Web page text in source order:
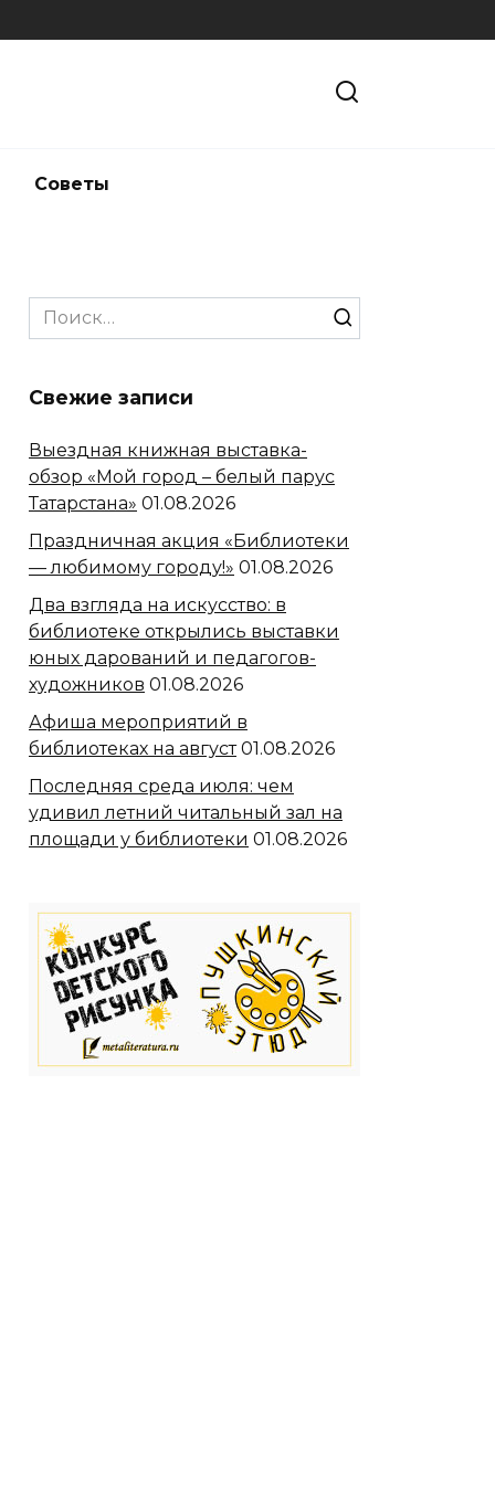
Советы
Search
for:
Свежие записи
Выездная книжная выставка-
обзор «Мой город – белый парус
Татарстана» 01.08.2026
Праздничная акция «Библиотеки
— любимому городу!» 01.08.2026
Два взгляда на искусство: в
библиотеке открылись выставки
юных дарований и педагогов-
художников 01.08.2026
Афиша мероприятий в
библиотеках на август 01.08.2026
Последняя среда июля: чем
удивил летний читальный зал на
площади у библиотеки 01.08.2026